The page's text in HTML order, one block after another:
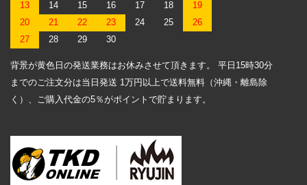
13
14 15 16 17 18
19
20
21 22 23 24 25
26
27
28 29 30
背景が黄色日の発送業務はお休みさせて頂きます。 平日15時30分
までのご注文分は当日発送 1万円以上で送料無料（沖縄・離島除
く）、ご購入代金の5％がポイントで貯まります。